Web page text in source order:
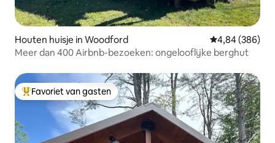
Houten huisje in Woodford Gemiddelde
4,84 (386)
Meer dan 400 Airbnb-bezoeken: ongelooflijke berghut
Topfavoriet van gasten
Favoriet van gasten